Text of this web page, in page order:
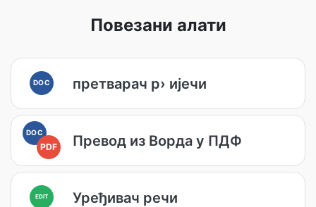
Повезани алати
DOC претварач р› ијечи
DOC
PDF Превод из Ворда у ПДФ
EDIT Уређивач речи